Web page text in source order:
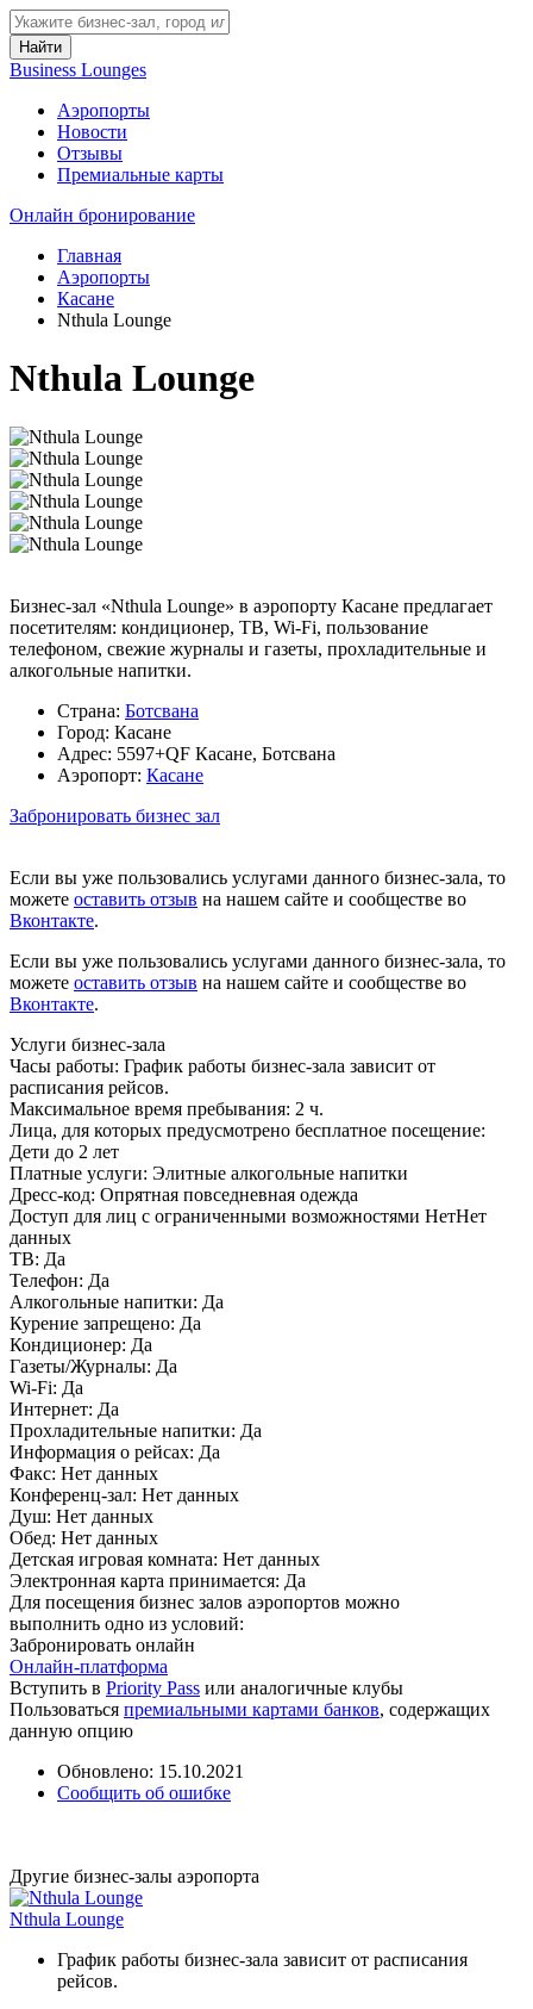
Найти
Business Lounges
Аэропорты
Новости
Отзывы
Премиальные карты
Онлайн бронирование
Главная
Аэропорты
Касане
Nthula Lounge
Nthula Lounge
Бизнес-зал «Nthula Lounge» в аэропорту Касане предлагает
посетителям: кондиционер, ТВ, Wi-Fi, пользование
телефоном, свежие журналы и газеты, прохладительные и
алкогольные напитки.
Страна: Ботсвана
Город: Касане
Адрес: 5597+QF Касане, Ботсвана
Аэропорт: Касане
Забронировать бизнес зал
Если вы уже пользовались услугами данного бизнес-зала, то
можете оставить отзыв на нашем сайте и сообществе во
Вконтакте.
Если вы уже пользовались услугами данного бизнес-зала, то
можете оставить отзыв на нашем сайте и сообществе во
Вконтакте.
Услуги бизнес-зала
Часы работы: График работы бизнес-зала зависит от
расписания рейсов.
Максимальное время пребывания: 2 ч.
Лица, для которых предусмотрено бесплатное посещение:
Дети до 2 лет
Платные услуги: Элитные алкогольные напитки
Дресс-код: Опрятная повседневная одежда
Доступ для лиц с ограниченными возможностями НетНет
данных
ТВ: Да
Телефон: Да
Алкогольные напитки: Да
Курение запрещено: Да
Кондиционер: Да
Газеты/Журналы: Да
Wi-Fi: Да
Интернет: Да
Прохладительные напитки: Да
Информация о рейсах: Да
Факс: Нет данных
Конференц-зал: Нет данных
Душ: Нет данных
Обед: Нет данных
Детская игровая комната: Нет данных
Электронная карта принимается: Да
Для посещения бизнес залов аэропортов можно
выполнить одно из условий:
Забронировать онлайн
Онлайн-платформа
Вступить в Priority Pass или аналогичные клубы
Пользоваться премиальными картами банков, содержащих
данную опцию
Обновлено: 15.10.2021
Сообщить об ошибке
Другие бизнес-залы аэропорта
Nthula Lounge
График работы бизнес-зала зависит от расписания
рейсов.